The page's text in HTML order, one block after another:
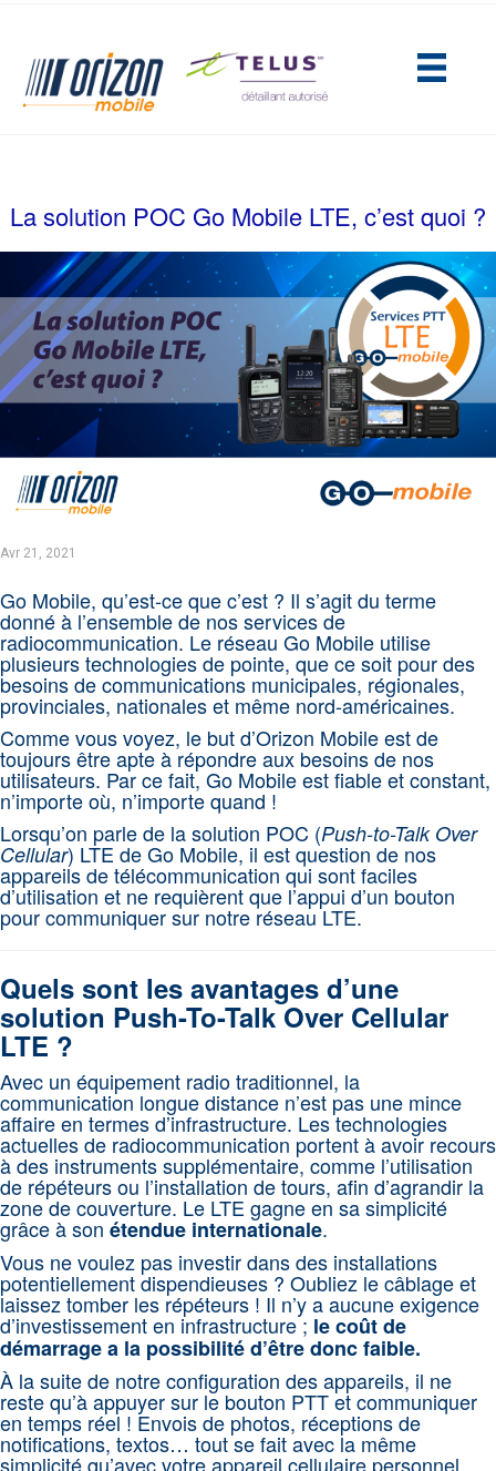
(opens in new tab)
La solution POC Go Mobile LTE, c’est quoi ?
Avr 21, 2021
Go Mobile, qu’est-ce que c’est ? Il s’agit du terme
donné à l’ensemble de nos services de
radiocommunication. Le réseau Go Mobile utilise
plusieurs technologies de pointe, que ce soit pour des
besoins de communications municipales, régionales,
provinciales, nationales et même nord-américaines.
Comme vous voyez, le but d’Orizon Mobile est de
toujours être apte à répondre aux besoins de nos
utilisateurs. Par ce fait, Go Mobile est fiable et constant,
n’importe où, n’importe quand !
Lorsqu’on parle de la solution POC (Push-to-Talk Over
Cellular) LTE de Go Mobile, il est question de nos
appareils de télécommunication qui sont faciles
d’utilisation et ne requièrent que l’appui d’un bouton
pour communiquer sur notre réseau LTE.
Quels sont les avantages d’une
solution Push-To-Talk Over Cellular
LTE ?
Avec un équipement radio traditionnel, la
communication longue distance n’est pas une mince
affaire en termes d’infrastructure. Les technologies
actuelles de radiocommunication portent à avoir recours
à des instruments supplémentaire, comme l’utilisation
de répéteurs ou l’installation de tours, afin d’agrandir la
zone de couverture. Le LTE gagne en sa simplicité
grâce à son étendue internationale.
Vous ne voulez pas investir dans des installations
potentiellement dispendieuses ? Oubliez le câblage et
laissez tomber les répéteurs ! Il n’y a aucune exigence
d’investissement en infrastructure ; le coût de
démarrage a la possibilité d’être donc faible.
À la suite de notre configuration des appareils, il ne
reste qu’à appuyer sur le bouton PTT et communiquer
en temps réel ! Envois de photos, réceptions de
notifications, textos… tout se fait avec la même
simplicité qu’avec votre appareil cellulaire personnel,